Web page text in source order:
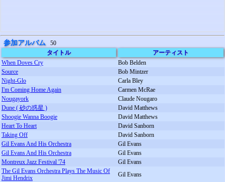
参加アルバム
50
タイトル
アーティスト
When Doves Cry
Bob Belden
Source
Bob Mintzer
Night-Glo
Carla Bley
I'm Coming Home Again
Carmen McRae
Nougayork
Claude Nougaro
Dune ( 砂の惑星 )
David Matthews
Shoogie Wanna Boogie
David Matthews
Heart To Heart
David Sanborn
Taking Off
David Sanborn
Gil Evans And His Orchestra
Gil Evans
Gil Evans And His Orchestra
Gil Evans
Montreux Jazz Festival '74
Gil Evans
The Gil Evans Orchestra Plays The Music Of
Jimi Hendrix
Gil Evans